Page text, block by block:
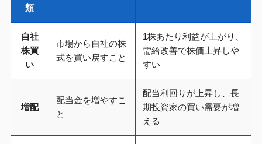
類
自社
株買
い
市場から自社の株
式を買い戻すこと
1株あたり利益が上がり、
需給改善で株価上昇しや
すい
増配
配当金を増やすこ
と
配当利回りが上昇し、長
期投資家の買い需要が増
える